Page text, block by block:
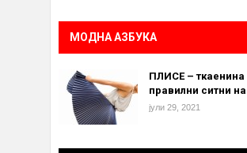
МОДНА АЗБУКА
ПЛИСЕ – ткаенина
правилни ситни
јули 29, 2021